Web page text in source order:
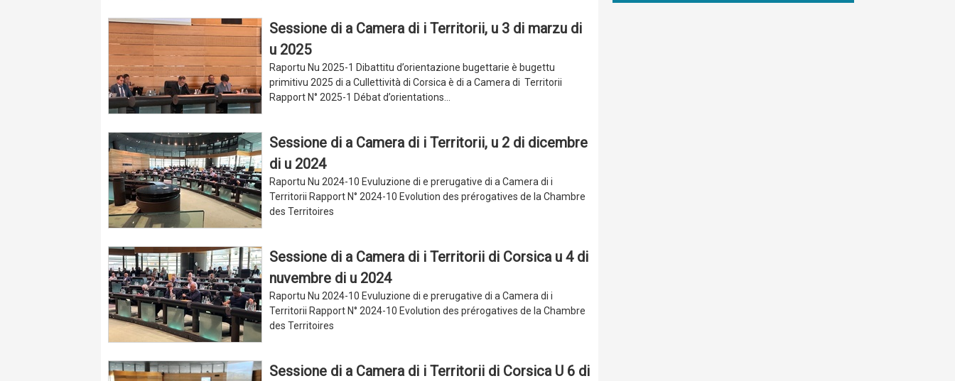
Sessione di a Camera di i Territorii, u 3 di marzu di
u 2025
Raportu Nu 2025-1 Dibattitu d’orientazione bugettarie è bugettu
primitivu 2025 di a Cullettività di Corsica è di a Camera di Territorii
Rapport N° 2025-1 Débat d’orientations...
Sessione di a Camera di i Territorii, u 2 di dicembre
di u 2024
Raportu Nu 2024-10 Evuluzione di e prerugative di a Camera di i
Territorii Rapport N° 2024-10 Evolution des prérogatives de la Chambre
des Territoires
Sessione di a Camera di i Territorii di Corsica u 4 di
nuvembre di u 2024
Raportu Nu 2024-10 Evuluzione di e prerugative di a Camera di i
Territorii Rapport N° 2024-10 Evolution des prérogatives de la Chambre
des Territoires
Sessione di a Camera di i Territorii di Corsica U 6 di